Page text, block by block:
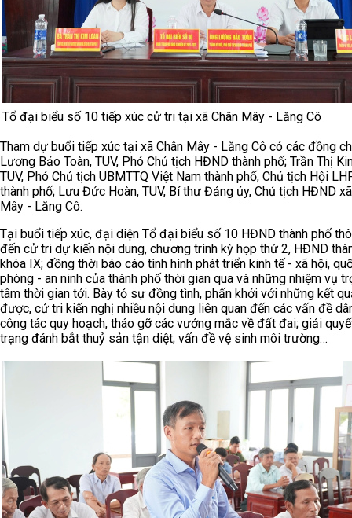
Tổ đại biểu số 10 tiếp xúc cử tri tại xã Chân Mây - Lăng Cô
Tham dự buổi tiếp xúc tại xã Chân Mây - Lăng Cô có các đồng
Lương Bảo Toàn, TUV, Phó Chủ tịch HĐND thành phố; Trần Thị
TUV, Phó Chủ tịch UBMTTQ Việt Nam thành phố, Chủ tịch Hội
thành phố; Lưu Đức Hoàn, TUV, Bí thư Đảng ủy, Chủ tịch HĐND
Mây - Lăng Cô.
Tại buổi tiếp xúc, đại diện Tổ đại biểu số 10 HĐND thành phố
đến cử tri dự kiến nội dung, chương trình kỳ họp thứ 2, HĐND
khóa IX; đồng thời báo cáo tình hình phát triển kinh tế - xã hội,
phòng - an ninh của thành phố thời gian qua và những nhiệm vụ
tâm thời gian tới. Bày tỏ sự đồng tình, phấn khởi với những kết
được, cử tri kiến nghị nhiều nội dung liên quan đến các vấn đề
công tác quy hoạch, tháo gỡ các vướng mắc về đất đai; giải
trạng đánh bắt thuỷ sản tận diệt; vấn đề vệ sinh môi trường…